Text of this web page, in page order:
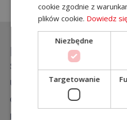
Na skróty
Strona główna
Usługi
O nas
cookie zgodnie z
plików cookie. Dowiedz
Niezbędne
Targetowanie